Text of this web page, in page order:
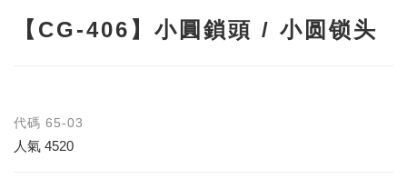
【CG-406】小圓鎖頭 / 小圆锁头
代碼 65-03
人氣 4520